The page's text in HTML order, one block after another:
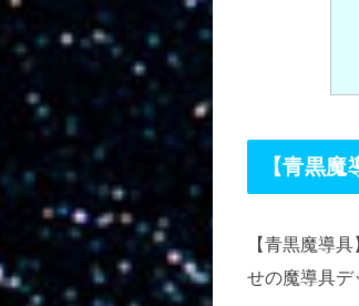
【青黒
【青黒魔導
せの魔導具デ